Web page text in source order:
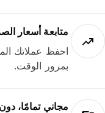
متابعة أسعار
احفظ عملاتك
بمرور الوقت.
مجاني تمامًا، دون